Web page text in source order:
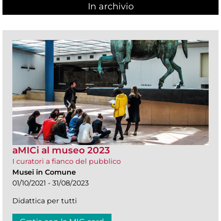
In archivio
aMICi al museo 2023
I curatori a fianco del pubblico
Musei in Comune
01/10/2021 - 31/08/2023
Didattica per tutti